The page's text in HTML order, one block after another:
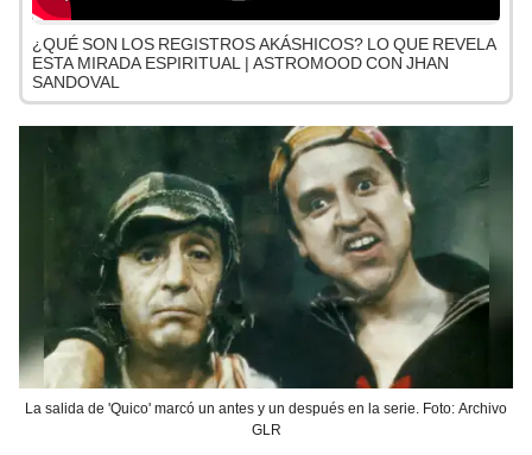
¿QUÉ SON LOS REGISTROS AKÁSHICOS? LO QUE REVELA
ESTA MIRADA ESPIRITUAL | ASTROMOOD CON JHAN
SANDOVAL
La salida de 'Quico' marcó un antes y un después en la serie. Foto: Archivo
GLR